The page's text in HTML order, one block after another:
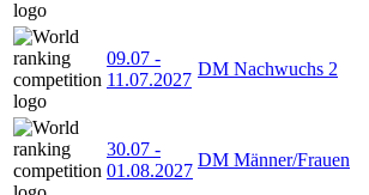
09.07 -
11.07.2027
DM Nachwuchs 2
30.07 -
01.08.2027
DM Männer/Frauen